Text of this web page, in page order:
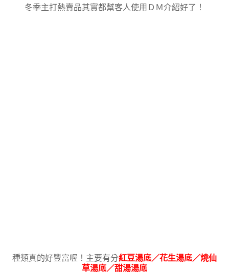
冬季主打熱賣品其實都幫客人使用ＤＭ介紹好了！
種類真的好豐富喔！主要有分紅豆湯底／花生湯底／燒仙
草湯底／甜湯湯底